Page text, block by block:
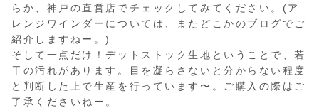
らか、神戸の直営店でチェックしてみてください。(ア
レンジワインダーについては、またどこかのブログでご
紹介しますねー。)
そして一点だけ！デットストック生地ということで、若
干の汚れがあります。目を凝らさないと分からない程度
と判断した上で生産を行っています〜。ご購入の際はご
了承くださいねー。